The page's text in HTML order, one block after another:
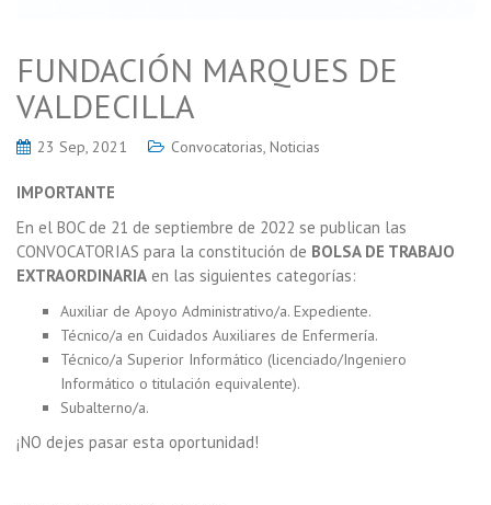
FUNDACIÓN MARQUES DE
VALDECILLA
23 Sep, 2021 Convocatorias, Noticias
IMPORTANTE
En el BOC de 21 de septiembre de 2022 se publican las
CONVOCATORIAS para la constitución de BOLSA DE TRABAJO
EXTRAORDINARIA en las siguientes categorías:
Auxiliar de Apoyo Administrativo/a. Expediente.
Técnico/a en Cuidados Auxiliares de Enfermería.
Técnico/a Superior Informático (licenciado/Ingeniero
Informático o titulación equivalente).
Subalterno/a.
¡NO dejes pasar esta oportunidad!